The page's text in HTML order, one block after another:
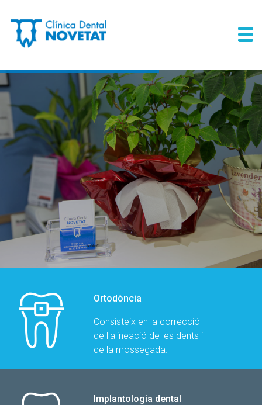
Ortodòncia
Consisteix en la correcció
de l'alineació de les dents i
de la mossegada.
Implantologia dental